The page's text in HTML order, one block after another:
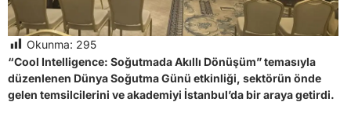
Okunma: 295
“Cool Intelligence: Soğutmada Akıllı Dönüşüm” temasıyla
düzenlenen Dünya Soğutma Günü etkinliği, sektörün önde
gelen temsilcilerini ve akademiyi İstanbul’da bir araya getirdi.